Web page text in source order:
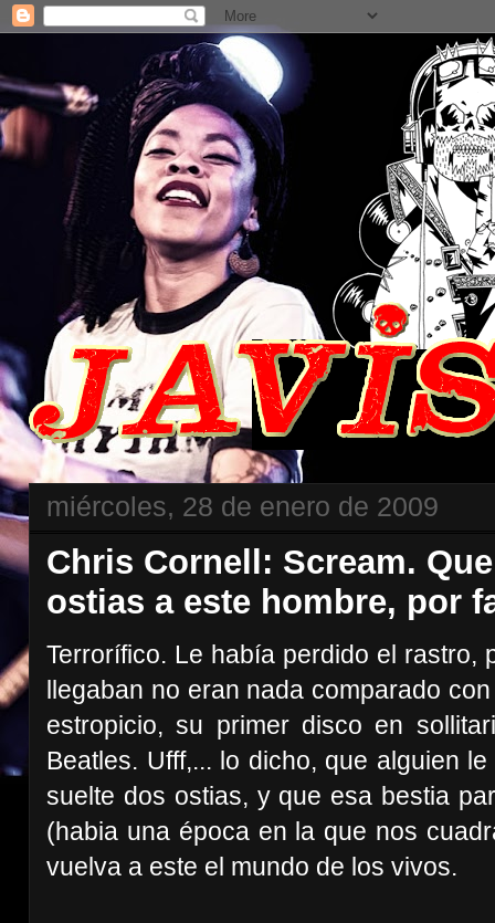
miércoles, 28 de enero de 2009
Chris Cornell: Scream.
ostias a este hombre, por
Terrorífico. Le había perdido el rastro,
llegaban no eran nada comparado
estropicio, su primer disco en
Beatles. Ufff,... lo dicho, que alguien
suelte dos ostias, y que esa bestia
(habia una época en la que nos
vuelva a este el mundo de los vivos.